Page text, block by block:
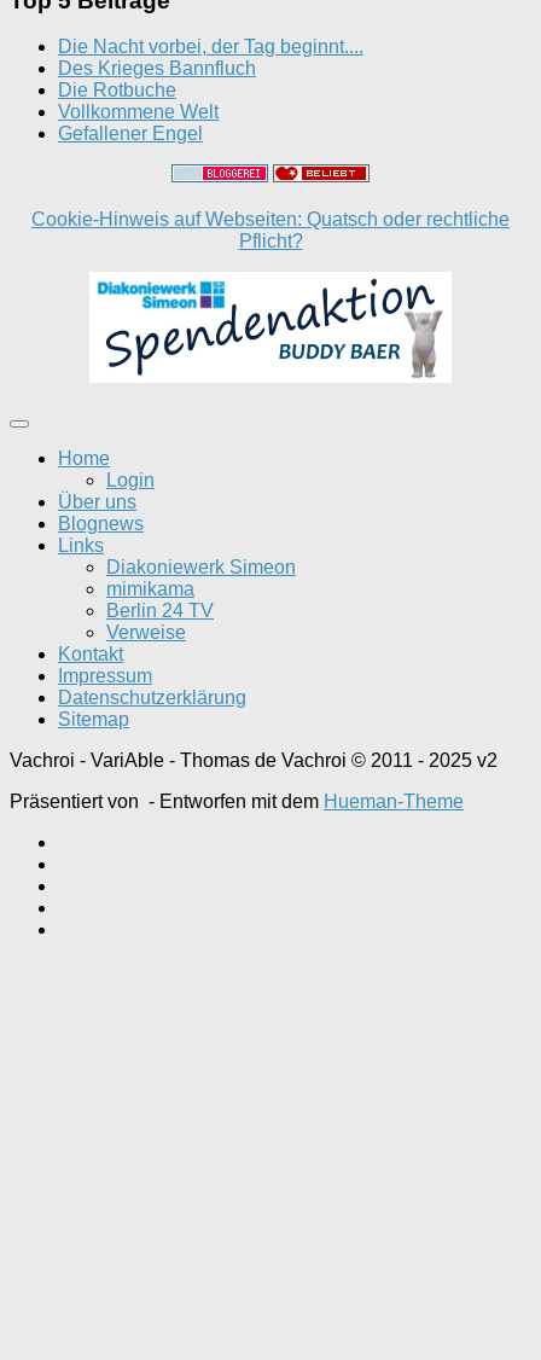
Die Nacht vorbei, der Tag beginnt....
Des Krieges Bannfluch
Die Rotbuche
Vollkommene Welt
Gefallener Engel
Cookie-Hinweis auf Webseiten: Quatsch oder rechtliche
Pflicht?
Home
Login
Über uns
Blognews
Links
Diakoniewerk Simeon
mimikama
Berlin 24 TV
Verweise
Kontakt
Impressum
Datenschutzerklärung
Sitemap
Vachroi - VariAble - Thomas de Vachroi © 2011 - 2025 v2
Präsentiert von - Entworfen mit dem Hueman-Theme